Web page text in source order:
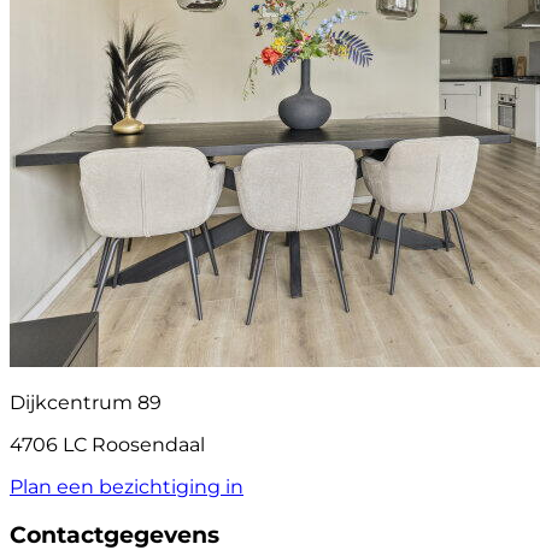
Dijkcentrum 89
4706 LC Roosendaal
Plan een bezichtiging in
Contactgegevens